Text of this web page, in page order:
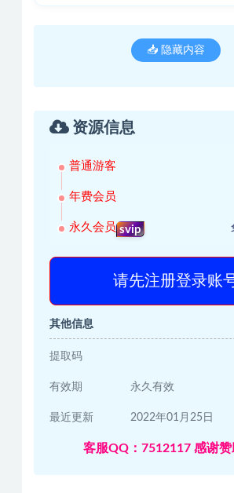
📥 隐藏内容
资源信息
普通游客
年费会员
永久会员 svip
请先注册登录账
其他信息
提取码
有效期 永久有效
最近更新 2022年01月25日
客服QQ：7512117 感谢赞